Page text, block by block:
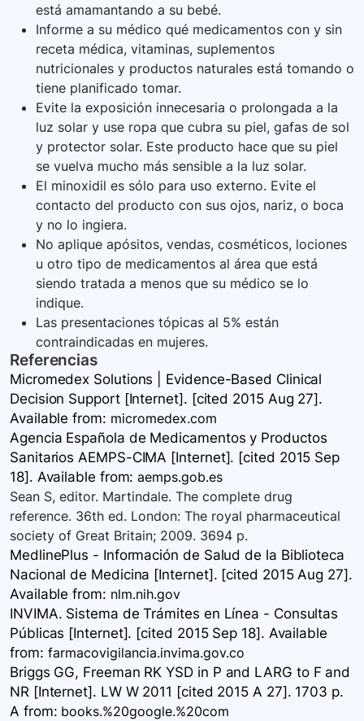
está amamantando a su bebé.
Informe a su médico qué medicamentos con y sin
receta médica, vitaminas, suplementos
nutricionales y productos naturales está tomando o
tiene planificado tomar.
Evite la exposición innecesaria o prolongada a la
luz solar y use ropa que cubra su piel, gafas de sol
y protector solar. Este producto hace que su piel
se vuelva mucho más sensible a la luz solar.
El minoxidil es sólo para uso externo. Evite el
contacto del producto con sus ojos, nariz, o boca
y no lo ingiera.
No aplique apósitos, vendas, cosméticos, lociones
u otro tipo de medicamentos al área que está
siendo tratada a menos que su médico se lo
indique.
Las presentaciones tópicas al 5% están
contraindicadas en mujeres.
Referencias
Micromedex Solutions | Evidence-Based Clinical
Decision Support [Internet]. [cited 2015 Aug 27].
Available from: micromedex.com
Agencia Española de Medicamentos y Productos
Sanitarios AEMPS-CIMA [Internet]. [cited 2015 Sep
18]. Available from:aemps.gob.es
Sean S, editor. Martindale. The complete drug
reference. 36th ed. London: The royal pharmaceutical
society of Great Britain; 2009. 3694 p.
MedlinePlus - Información de Salud de la Biblioteca
Nacional de Medicina [Internet]. [cited 2015 Aug 27].
Available from: nlm.nih.gov
INVIMA. Sistema de Trámites en Línea - Consultas
Públicas [Internet]. [cited 2015 Sep 18]. Available
from: farmacovigilancia.invima.gov.co
Briggs GG, Freeman RK YSD in P and LARG to F and
NR [Internet]. LW W 2011 [cited 2015 A 27]. 1703 p.
A from: books.%20google.%20com